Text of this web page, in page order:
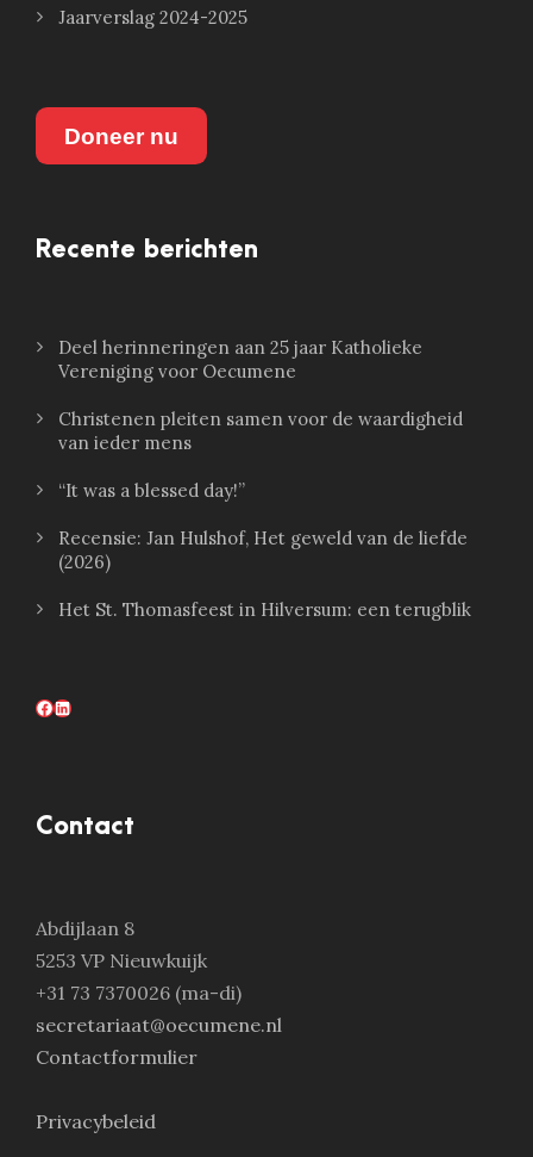
Jaarverslag 2024-2025
Doneer nu
Recente berichten
Deel herinneringen aan 25 jaar Katholieke
Vereniging voor Oecumene
Christenen pleiten samen voor de waardigheid
van ieder mens
“It was a blessed day!”
Recensie: Jan Hulshof, Het geweld van de liefde
(2026)
Het St. Thomasfeest in Hilversum: een terugblik
Facebook LinkedIn
Contact
Abdijlaan 8
5253 VP Nieuwkuijk
+31 73 7370026 (ma-di)
secretariaat@oecumene.nl
Contactformulier
Privacybeleid